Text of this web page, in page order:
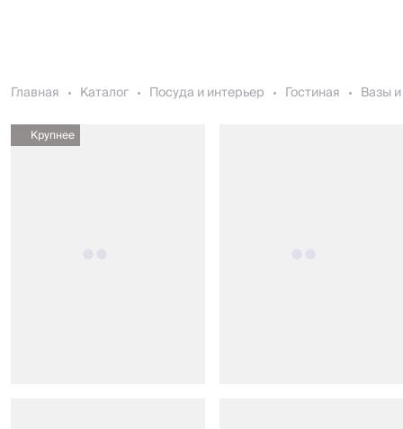
Главная Каталог Посуда и интерьер Гостиная Вазы
Крупнее